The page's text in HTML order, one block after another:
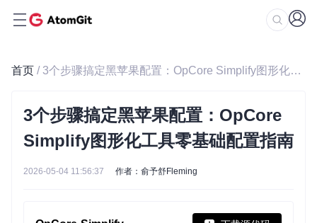
首页 / 3个步骤搞定黑苹果配置：OpCore Simplify图形化工具零基础配置指南
3个步骤搞定黑苹果配置：OpCore
Simplify图形化工具零基础配置指南
2026-05-04 11:56:37 作者：俞予舒Fleming